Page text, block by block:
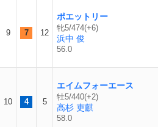
9 7 12
ポエットリー
牝5/474(+6)
浜中 俊
56.0
10 4 5
エイムフォーエース
牡5/440(+2)
高杉 吏麒
58.0